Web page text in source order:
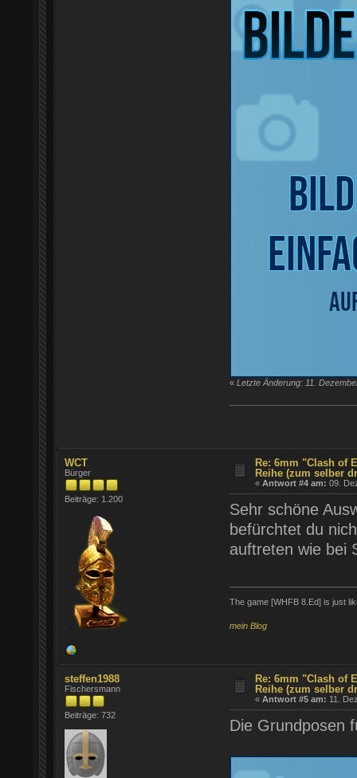
« Letzte Änderung: 11.
WCT
Bürger
Beiträge: 1.200
Re: 6mm "Clash of
Reihe (zum selber
«Antwort #4 am: 09.
Sehr schöne
befürchtet du
auftreten wie bei
The game [WHFB 8.Ed] is just
mein Blog
steffen1988
Fischersmann
Beiträge: 732
Re: 6mm "Clash of
Reihe (zum selber
«Antwort #5 am: 11.
Die Grundposen